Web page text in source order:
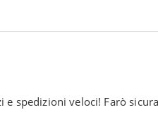
spedizioni veloci! Farò